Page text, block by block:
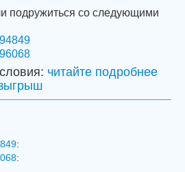
подружиться со следующими
читайте подробнее
:
: